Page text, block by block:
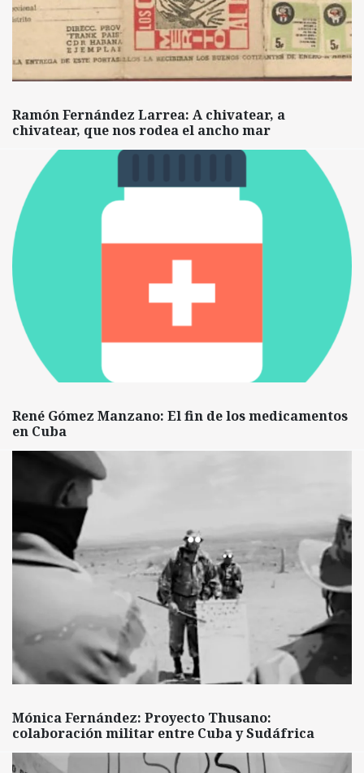
Ramón Fernández Larrea: A chivatear, a
chivatear, que nos rodea el ancho mar
René Gómez Manzano: El fin de los medicamentos
en Cuba
Mónica Fernández: Proyecto Thusano:
colaboración militar entre Cuba y Sudáfrica